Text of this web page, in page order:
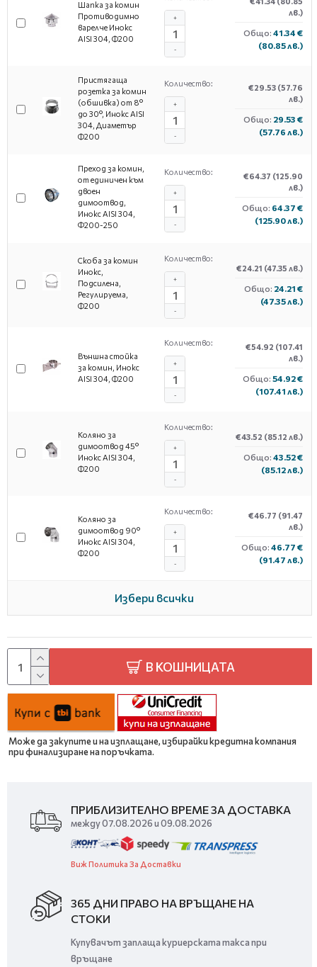
Шапка за комин
Противодимно
варелче Инокс
AISI 304, Ф200
-
+
лв.)
Общо: 41.34 €
(80.85 лв.)
Пристягаща
розетка за комин
(обшивка) от 8°
до 30°, Инокс AISI
304, Диаметър
Ф200
Количество:
-
+
€29.53 (57.76
лв.)
Общо: 29.53 €
(57.76 лв.)
Преход за комин,
от единичен към
двоен
димоотвод,
Инокс AISI 304,
Φ200-250
Количество:
-
+
€64.37 (125.90
лв.)
Общо: 64.37 €
(125.90 лв.)
Скоба за комин
Инокс,
Подсилена,
Регулируема,
Ф200
Количество:
-
+
€24.21 (47.35 лв.)
Общо: 24.21 €
(47.35 лв.)
Външна стойка
за комин, Инокс
AISI 304, Ф200
Количество:
-
+
€54.92 (107.41
лв.)
Общо: 54.92 €
(107.41 лв.)
Коляно за
димоотвод 45°
Инокс AISI 304,
Ф200
Количество:
-
+
€43.52 (85.12 лв.)
Общо: 43.52 €
(85.12 лв.)
Коляно за
димоотвод 90°
Инокс AISI 304,
Ф200
Количество:
-
+
€46.77 (91.47
лв.)
Общо: 46.77 €
(91.47 лв.)
Избери всички
В КОШНИЦАТА
Може да закупите и на изплащане, избирайки кредитна компания
при финализиране на поръчката.
ПРИБЛИЗИТЕЛНО ВРЕМЕ ЗА ДОСТАВКА
между 07.08.2026 и 09.08.2026
Виж Политика За Доставки
365 ДНИ ПРАВО НА ВРЪЩАНЕ НА
СТОКИ
Купувачът заплаща куриерската такса при
връщане